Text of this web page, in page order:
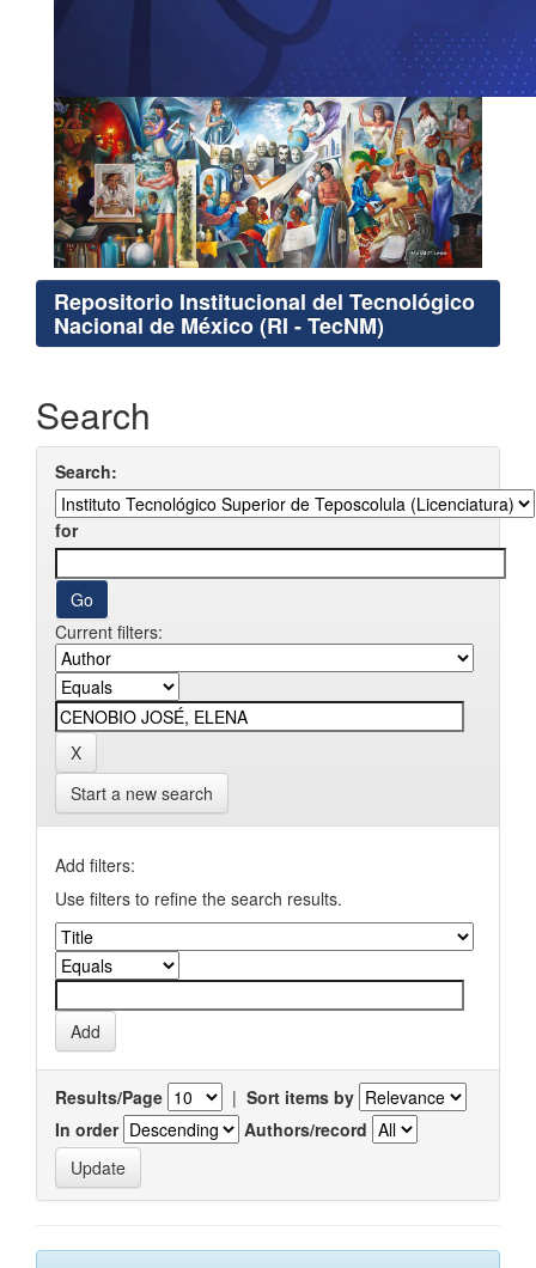
Repositorio Institucional del Tecnológico
Nacional de México (RI - TecNM)
Search
Search:
for
Current filters:
Start a new search
Add filters:
Use filters to refine the search results.
Results/Page | Sort items by
In order
Authors/record